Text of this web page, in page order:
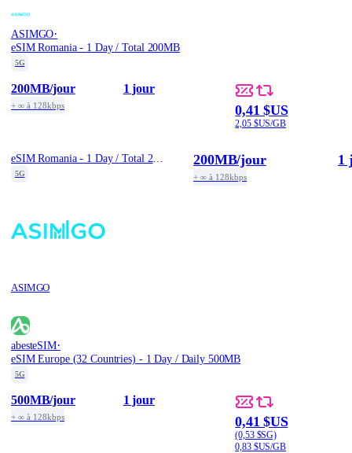
ASIMGO·
eSIM Romania - 1 Day / Total 200MB
5G
200MB/jour
+ ∞ à 128kbps
1 jour
0,41 $US
2,05 $US/GB
5G
ASIMGO
200MB/jour
+ ∞ à 128kbps
1
abesteSIM·
eSIM Europe (32 Countries) - 1 Day / Daily 500MB
5G
500MB/jour
+ ∞ à 128kbps
1 jour
0,41 $US
(0,53 $SG)
0,83 $US/GB